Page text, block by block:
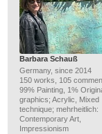
Barbara Schauß
Germany, since 2014
150 works, 105
99% Painting, 1%
graphics; Acrylic, Mixed
technique; mehrheitlich:
Contemporary Art,
Impressionism